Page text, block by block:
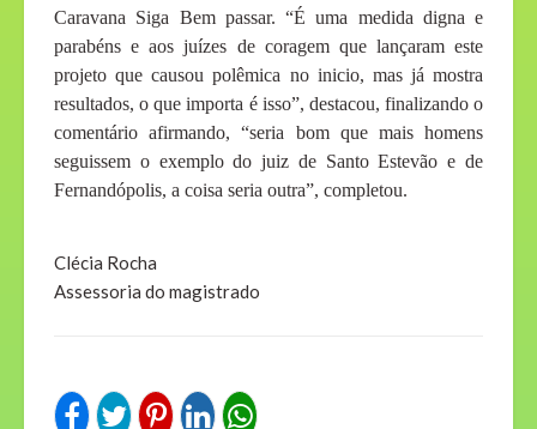
Caravana Siga Bem passar. “É uma medida digna e
parabéns e aos juízes de coragem que lançaram este
projeto que causou polêmica no inicio, mas já mostra
resultados, o que importa é isso”, destacou, finalizando o
comentário afirmando, “seria bom que mais homens
seguissem o exemplo do juiz de Santo Estevão e de
Fernandópolis, a coisa seria outra”, completou.
Clécia Rocha
Assessoria do magistrado